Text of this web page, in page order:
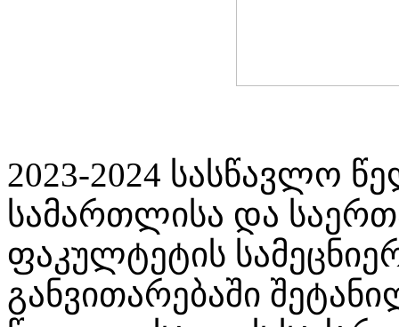
2023-2024 სასწავლო
სამართლისა და
ფაკულტეტის
განვითარებაში